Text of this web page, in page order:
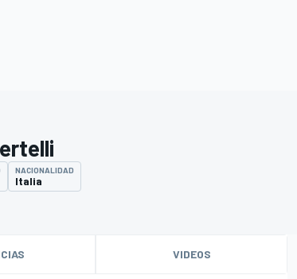
NACIONALIDAD
Italia
VIDEOS